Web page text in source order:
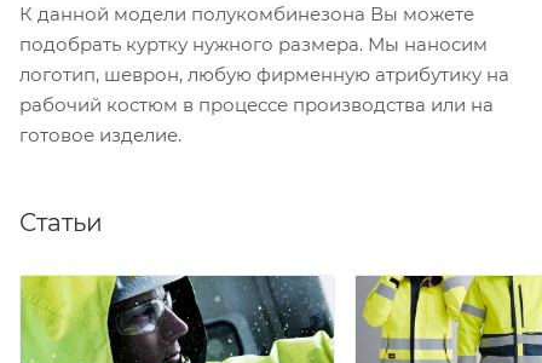
К данной модели полукомбинезона Вы можете
подобрать куртку нужного размера. Мы наносим
логотип, шеврон, любую фирменную атрибутику на
рабочий костюм в процессе производства или на
готовое изделие.
Статьи